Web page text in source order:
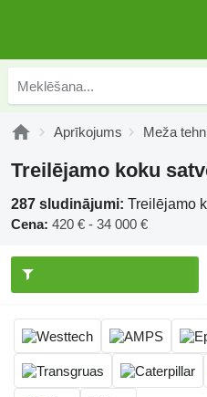
Aprīkojums Meža
Treilējamo koku
287 sludinājumi: Treilējamo
Cena: 420 € - 34 000 €